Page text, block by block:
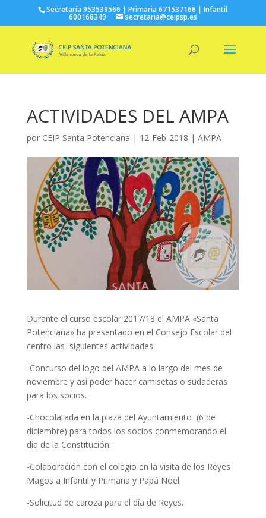
Secretaría 953539566 | Primaria 671537166 | Infantil
600168349 secretaria@ceipsp.es
ACTIVIDADES DEL AMPA
por CEIP Santa Potenciana | 12-Feb-2018 | AMPA
Durante el curso escolar 2017/18 el AMPA «Santa
Potenciana» ha presentado en el Consejo Escolar del
centro las siguientes actividades:
-Concurso del logo del AMPA a lo largo del mes de
noviembre y así poder hacer camisetas o sudaderas
para los socios.
-Chocolatada en la plaza del Ayuntamiento (6 de
diciembre) para todos los socios conmemorando el
día de la Constitución.
-Colaboración con el colegio en la visita de los Reyes
Magos a Infantil y Primaria y Papá Noel.
-Solicitud de caroza para el día de Reyes.